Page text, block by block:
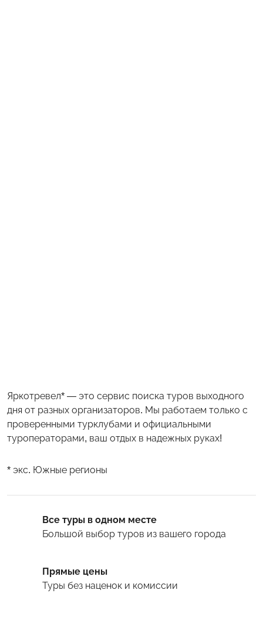
Яркотревел* — это сервис поиска туров выходного
дня от разных организаторов. Мы работаем только с
проверенными турклубами и официальными
туроператорами, ваш отдых в надежных руках!
* экс. Южные регионы
Все туры в одном месте
Большой выбор туров из вашего города
Прямые цены
Туры без наценок и комиссии